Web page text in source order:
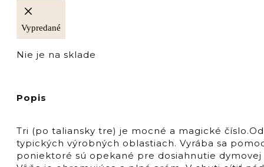
Vypredané
Nie je na sklade
Popis
Tri (po taliansky tre) je mocné a magické
typických výrobných oblastiach. Vyrába sa
poniektoré sú opekané pre dosiahnutie